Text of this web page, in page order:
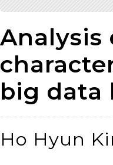
big data
Ho Hyun